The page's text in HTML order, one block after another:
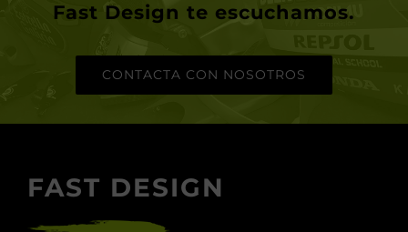
Fast Design te escuchamos.
CONTACTA CON NOSOTROS
FAST DESIGN